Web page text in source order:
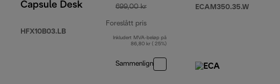
Capsule Desk
HFX10B03.LB
699,00 kr
Foreslått pris
opprinnelig pris 699,00 kr
Inkludert MVA-beløp på
86,80 kr ( 25%)
Sammenlign
ECAM350.35.W